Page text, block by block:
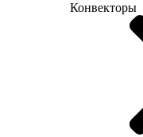
Конвекторы